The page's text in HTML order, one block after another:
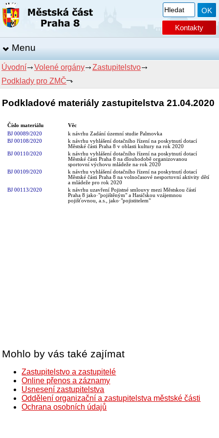
Kontakty
Menu
Úvodní Volené orgány
Zastupitelstvo
Podklady pro ZMČ
Podkladové materiály zastupitelstva 21.04.2020
Mohlo by vás také zajímat
Zastupitelstvo a zastupitelé
Online přenos a záznamy
Usnesení zastupitelstva
Oddělení organizační a zastupitelstva městské části
Ochrana osobních údajů